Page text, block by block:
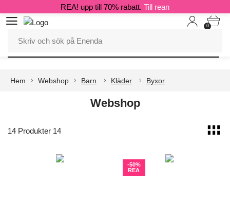
0
REA! upp till 70% rabatt. Till rean
Hem Webshop Barn Kläder Byxor
Webshop
14 Produkter 14
-50%
REA